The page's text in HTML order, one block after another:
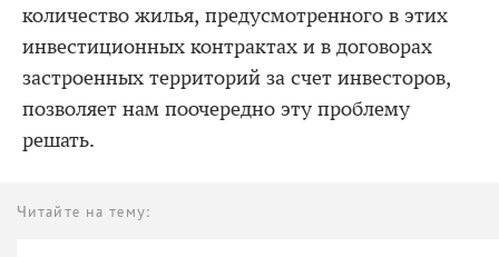
количество жилья, предусмотренного в этих
инвестиционных контрактах и в договорах
застроенных территорий за счет инвесторов,
позволяет нам поочередно эту проблему
решать.
Читайте на тему: